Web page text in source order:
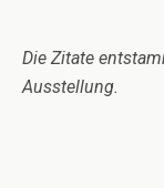
Die Zitate
Ausstellung.